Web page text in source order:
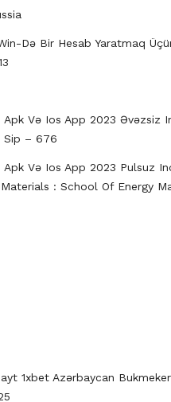
Də Bir Hesab Yaratmaq
Apk Və Ios App 2023 Əvəzsiz
Sip – 676
Apk Və Ios App 2023 Pulsuz
: School Of Energy
1xbet Azərbaycan